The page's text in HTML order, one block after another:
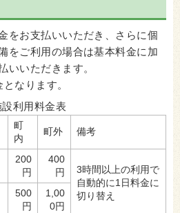
をお支払いいただき、さらに個
をご利用の場合は基本料金に加
いいただきます。
なります。
設利用料金表
町
内
町外 備考
200
円
400
円
3時間以上の利用で
自動的に1日料金に
切り替え
500
円
1,00
0円